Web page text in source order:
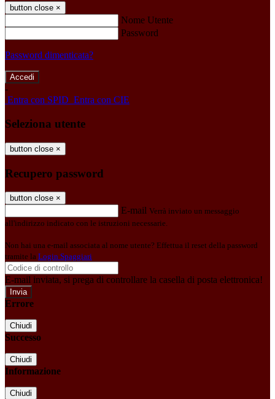
button close ×
Nome Utente
Password
Password dimenticata?
-
Entra con SPID Entra con CIE
Seleziona utente
button close ×
Recupero password
button close ×
E-mail Verrà inviato un messaggio
all'indirizzo indicato con le istruzioni necessarie.
Non hai una e-mail associata al nome utente? Effettua il reset della password
tramite la Login Spaggiari
E-mail inviata, si prega di controllare la casella di posta elettronica!
Errore
Chiudi
Successo
Chiudi
Informazione
Chiudi